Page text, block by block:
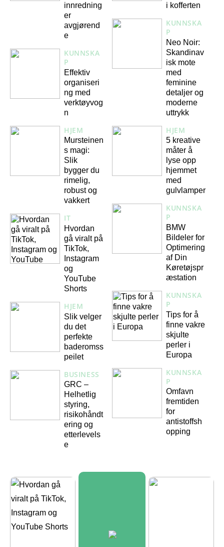
innredning
er
avgjørend
e
KUNNSKA
P
Effektiv
organiseri
ng med
verktøyvog
n
HJEM
Mursteinen
s magi:
Slik
bygger du
rimelig,
robust og
vakkert
IT
Hvordan
gå viralt på
TikTok,
Instagram
og
YouTube
Shorts
HJEM
Slik velger
du det
perfekte
baderomss
peilet
BUSINESS
GRC –
Helhetlig
styring,
risikohåndt
ering og
etterlevels
e
i kofferten
KUNNSKA
P
Neo Noir:
Skandinav
isk mote
med
feminine
detaljer og
moderne
uttrykk
HJEM
5 kreative
måter å
lyse opp
hjemmet
med
gulvlamper
KUNNSKA
P
BMW
Bildeler for
Optimering
af Din
Køretøjspr
æstation
KUNNSKA
P
Tips for å
finne vakre
skjulte
perler i
Europa
KUNNSKA
P
Omfavn
fremtiden
for
antistoffsh
opping